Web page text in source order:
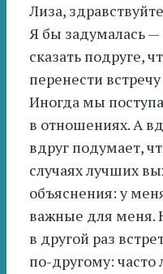
Лиза,
Я бы задумалась
сказать подруге,
перенести
Иногда мы
в отношениях. А
вдруг подумает,
случаях лучших
объяснения: у
важные для меня.
в другой раз
по-другому: часто